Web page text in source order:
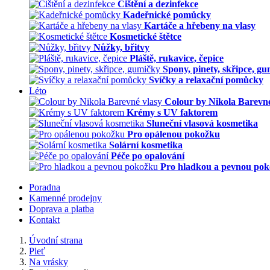
Čištění a dezinfekce
Kadeřnické pomůcky
Kartáče a hřebeny na vlasy
Kosmetické štětce
Nůžky, břitvy
Pláště, rukavice, čepice
Spony, pinety, skřipce,
Svíčky a relaxační pomůcky
Léto
Colour by Nikola
Krémy s UV faktorem
Sluneční vlasová kosmetika
Pro opálenou pokožku
Solární kosmetika
Péče po opalování
Pro hladkou a pevnou
Poradna
Kamenné prodejny
Doprava a platba
Kontakt
Úvodní strana
Pleť
Na vrásky